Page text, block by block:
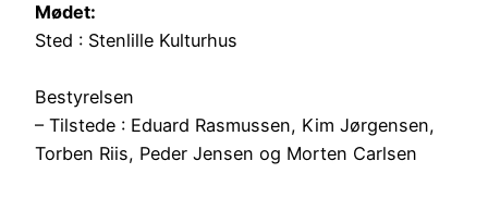
Mødet:
Sted : Stenlille Kulturhus
Bestyrelsen
– Tilstede : Eduard Rasmussen, Kim Jørgensen,
Torben Riis, Peder Jensen og Morten Carlsen